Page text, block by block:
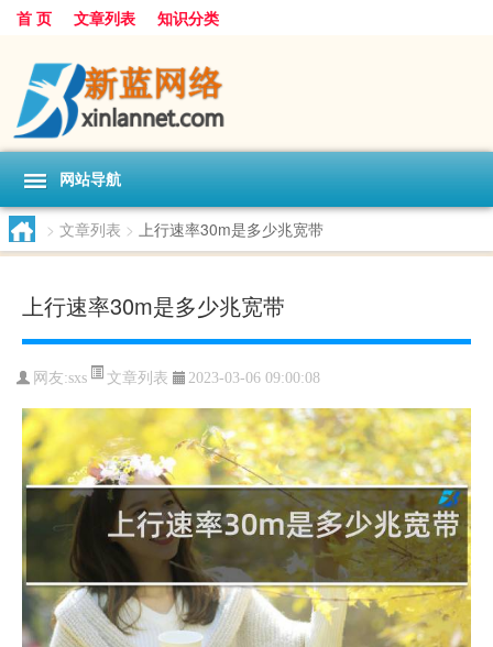
首 页 文章列表 知识分类
网站导航
> 文章列表 > 上行速率30m是多少兆宽带
上行速率30m是多少兆宽带
网友:sxs 文章列表 2023-03-06 09:00:08